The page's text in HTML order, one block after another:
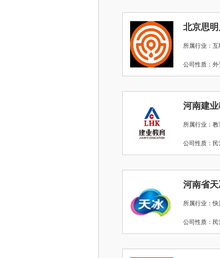
北京思
所属行业：
公司性质
河南建
所属行业：
公司性质
河南省
所属行业：
公司性质